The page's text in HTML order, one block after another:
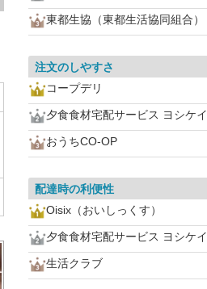
東都生協（東都生活協同組合）
注文のしやすさ
コープデリ
夕食食材宅配サービス ヨシケイ
おうちCO-OP
配達時の利便性
Oisix（おいしっくす）
夕食食材宅配サービス ヨシケイ
生活クラブ